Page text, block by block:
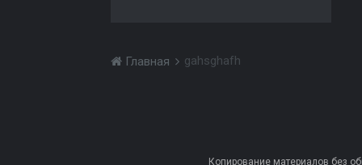
Главная gahsghafh
Копирование материалов без